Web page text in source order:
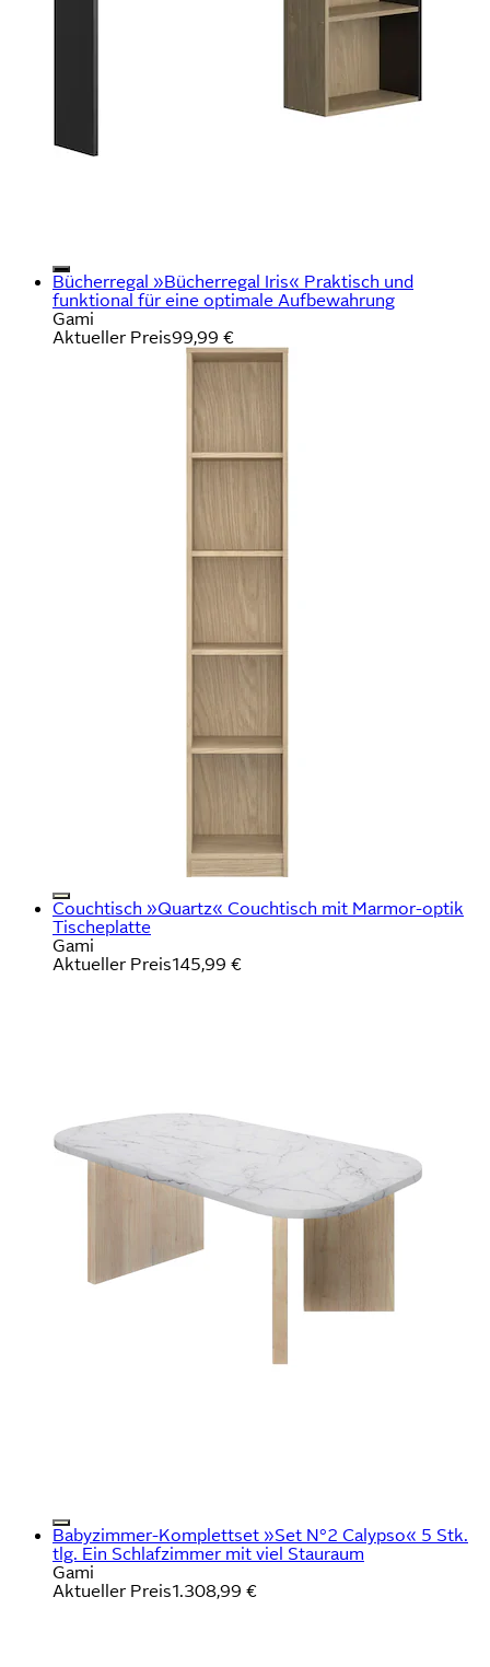
Bücherregal »Bücherregal Iris« Praktisch und
funktional für eine optimale Aufbewahrung
Gami
Aktueller Preis99,99 €
Couchtisch »Quartz« Couchtisch mit Marmor-optik
Tischeplatte
Gami
Aktueller Preis145,99 €
Babyzimmer-Komplettset »Set N°2 Calypso« 5 Stk.
tlg. Ein Schlafzimmer mit viel Stauraum
Gami
Aktueller Preis1.308,99 €